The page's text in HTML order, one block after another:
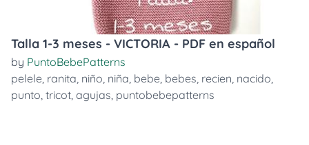
Talla 1-3 meses - VICTORIA - PDF en español
by PuntoBebePatterns
pelele, ranita, niño, niña, bebe, bebes, recien, nacido,
punto, tricot, agujas, puntobebepatterns